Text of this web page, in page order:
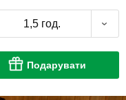
1,5 год.
Подарувати